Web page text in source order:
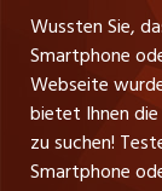
schaffu.ch (VS)
ajourjob.ch
russmedia.com
Wussten Sie,
Smartphone
Webseite
bietet Ihnen
zu suchen!
Smartphone